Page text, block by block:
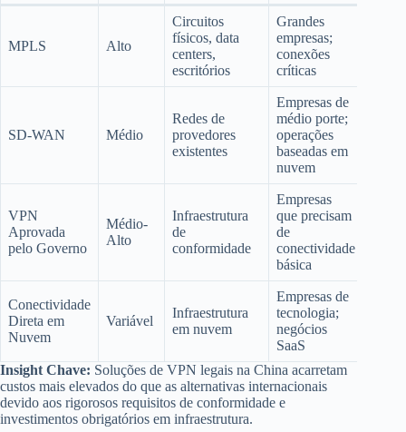
MPLS Alto
Circuitos
físicos, data
centers,
escritórios
Grandes
empresas;
conexões
críticas
SD-WAN Médio
Redes de
provedores
existentes
Empresas de
médio porte;
operações
baseadas em
nuvem
VPN
Aprovada
pelo Governo
Médio-
Alto
Infraestrutura
de
conformidade
Empresas
que precisam
de
conectividade
básica
Conectividade
Direta em
Nuvem
Variável
Infraestrutura
em nuvem
Empresas de
tecnologia;
negócios
SaaS
Insight Chave: Soluções de VPN legais na China acarretam
custos mais elevados do que as alternativas internacionais
devido aos rigorosos requisitos de conformidade e
investimentos obrigatórios em infraestrutura.